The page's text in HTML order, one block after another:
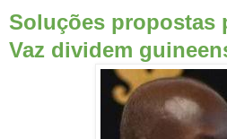
Soluções propostas
Vaz dividem